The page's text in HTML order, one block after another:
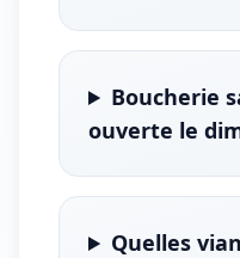
Boucherie
ouverte le
Quelles